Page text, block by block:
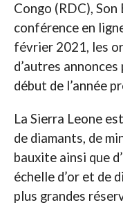
Congo (RDC), Son
conférence en
février 2021, les
d’autres
début de l’année
La Sierra Leone
de diamants, de
bauxite ainsi que
échelle d’or et de
plus grandes